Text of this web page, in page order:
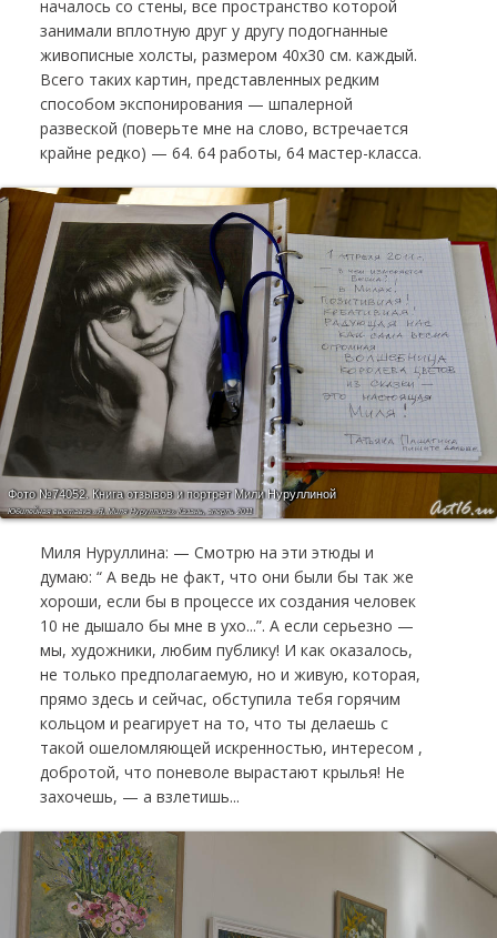
началось со стены, все пространство которой
занимали вплотную друг у другу подогнанные
живописные холсты, размером 40х30 см. каждый.
Всего таких картин, представленных редким
способом экспонирования — шпалерной
развеской (поверьте мне на слово, встречается
крайне редко) — 64. 64 работы, 64 мастер-класса.
Фото №74052. Книга отзывов и портрет Мили Нуруллиной
Юбилейная выставка «Я, Миля Нуруллина» Казань, аперль 2011
Миля Нуруллина: — Смотрю на эти этюды и
думаю: “ А ведь не факт, что они были бы так же
хороши, если бы в процессе их создания человек
10 не дышало бы мне в ухо...”. А если серьезно —
мы, художники, любим публику! И как оказалось,
не только предполагаемую, но и живую, которая,
прямо здесь и сейчас, обступила тебя горячим
кольцом и реагирует на то, что ты делаешь с
такой ошеломляющей искренностью, интересом ,
добротой, что поневоле вырастают крылья! Не
захочешь, — а взлетишь...